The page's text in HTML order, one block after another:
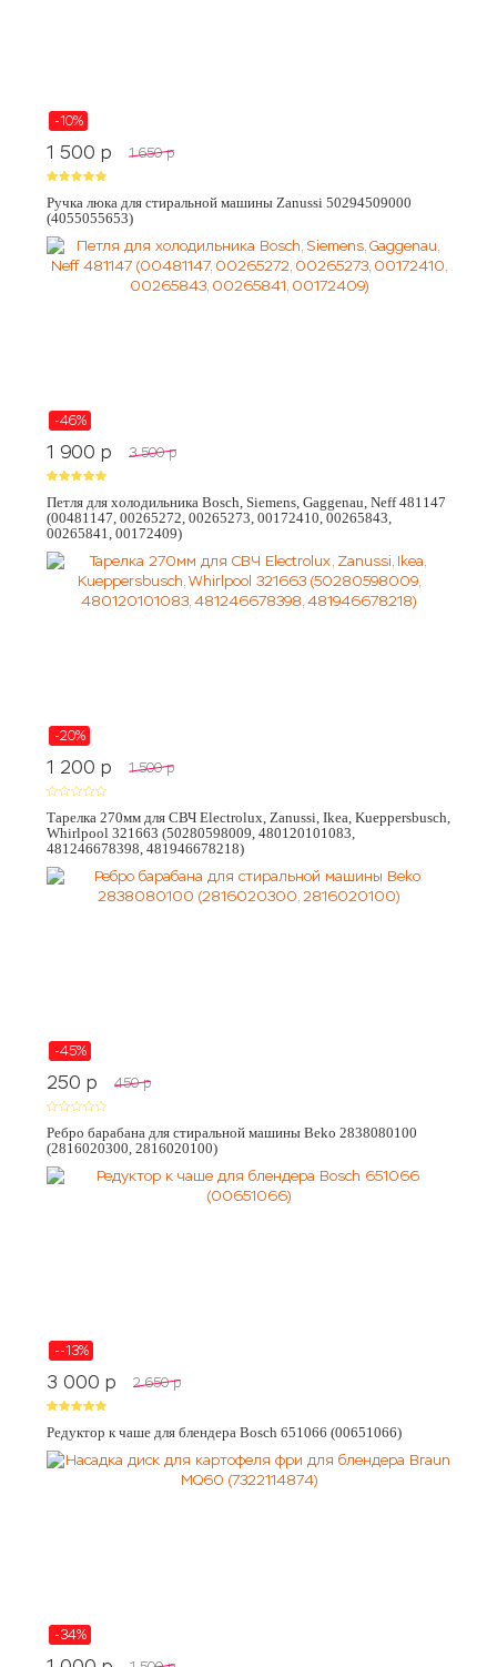
-10%
1 500 p 1 650 p
Ручка люка для стиральной машины Zanussi 50294509000
(4055055653)
-46%
1 900 p 3 500 p
Петля для холодильника Bosch, Siemens, Gaggenau, Neff 481147
(00481147, 00265272, 00265273, 00172410, 00265843,
00265841, 00172409)
-20%
1 200 p 1 500 p
Тарелка 270мм для СВЧ Electrolux, Zanussi, Ikea, Kueppersbusch,
Whirlpool 321663 (50280598009, 480120101083,
481246678398, 481946678218)
-45%
250 p 450 p
Ребро барабана для стиральной машины Beko 2838080100
(2816020300, 2816020100)
--13%
3 000 p 2 650 p
Редуктор к чаше для блендера Bosch 651066 (00651066)
-34%